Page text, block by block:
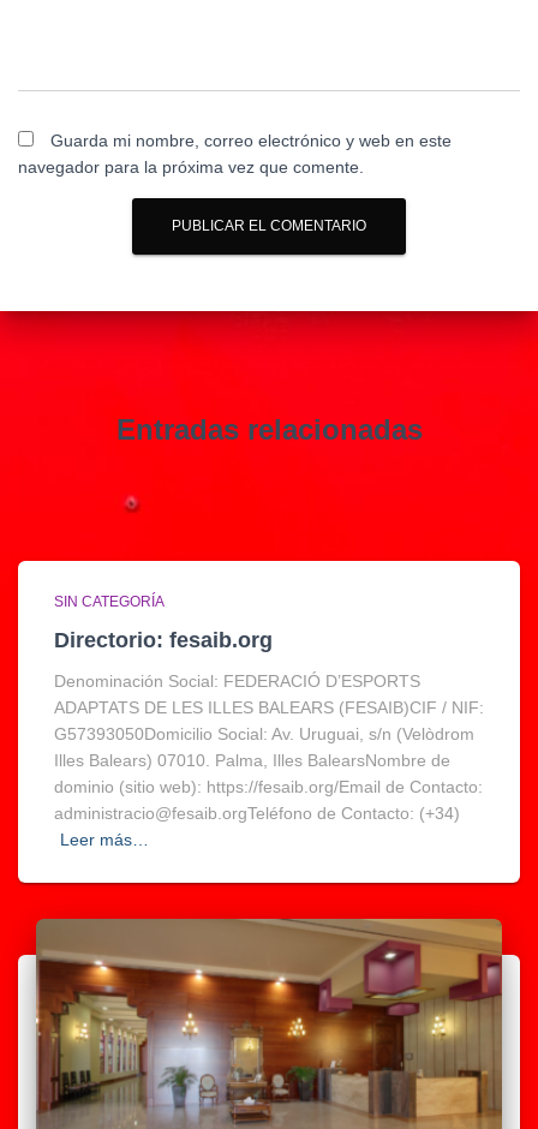
Guarda mi nombre, correo electrónico y web en este
navegador para la próxima vez que comente.
Entradas relacionadas
SIN CATEGORÍA
Directorio: fesaib.org
Denominación Social: FEDERACIÓ D’ESPORTS
ADAPTATS DE LES ILLES BALEARS (FESAIB)CIF / NIF:
G57393050Domicilio Social: Av. Uruguai, s/n (Velòdrom
Illes Balears) 07010. Palma, Illes BalearsNombre de
dominio (sitio web): https://fesaib.org/Email de Contacto:
administracio@fesaib.orgTeléfono de Contacto: (+34)
Leer más…